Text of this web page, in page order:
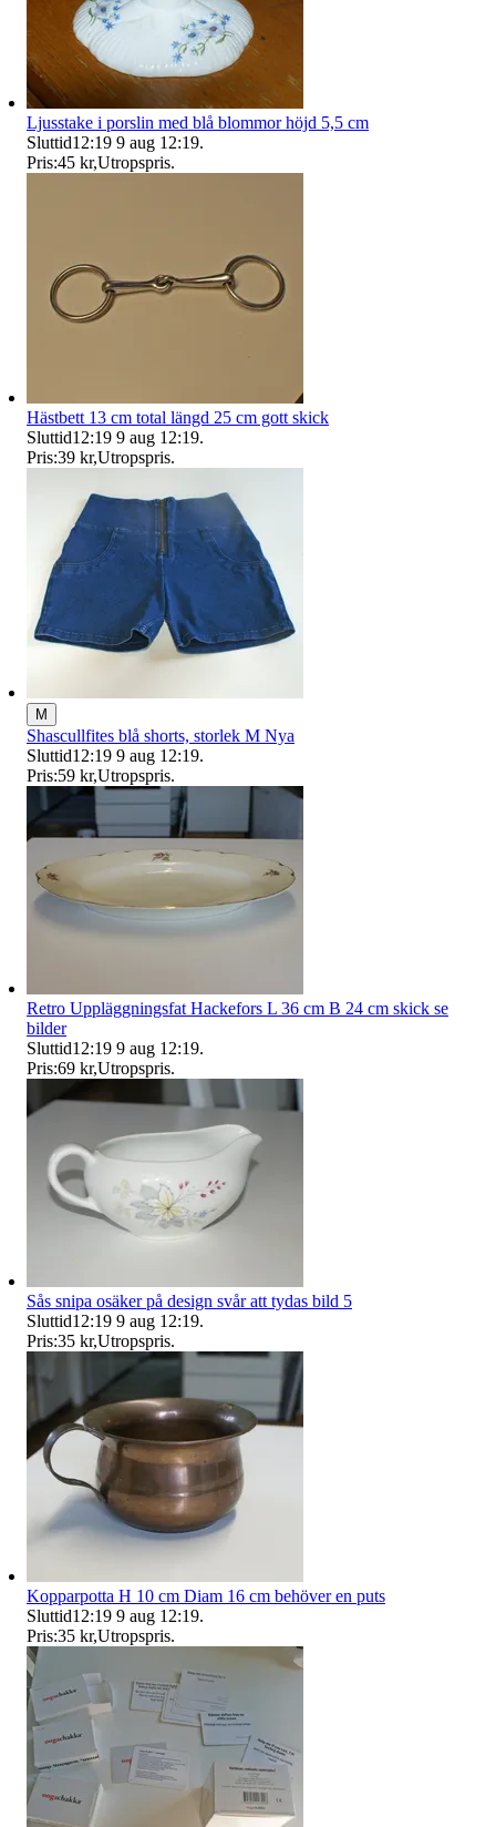
Ljusstake i porslin med blå blommor höjd 5,5 cm
Sluttid12:19 9 aug 12:19.
Pris:45 kr,Utropspris.
Hästbett 13 cm total längd 25 cm gott skick
Sluttid12:19 9 aug 12:19.
Pris:39 kr,Utropspris.
M
Shascullfites blå shorts, storlek M Nya
Sluttid12:19 9 aug 12:19.
Pris:59 kr,Utropspris.
Retro Uppläggningsfat Hackefors L 36 cm B 24 cm skick se
bilder
Sluttid12:19 9 aug 12:19.
Pris:69 kr,Utropspris.
Sås snipa osäker på design svår att tydas bild 5
Sluttid12:19 9 aug 12:19.
Pris:35 kr,Utropspris.
Kopparpotta H 10 cm Diam 16 cm behöver en puts
Sluttid12:19 9 aug 12:19.
Pris:35 kr,Utropspris.